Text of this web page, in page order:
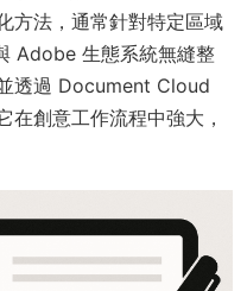
方法，通常針對特定區域
Adobe 生態系統無縫整
透過 Document Cloud
在創意工作流程中強大，